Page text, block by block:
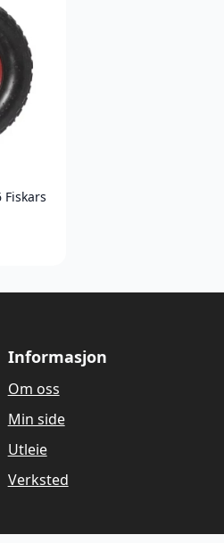
Informasjon
Om oss
Min side
Utleie
Verksted